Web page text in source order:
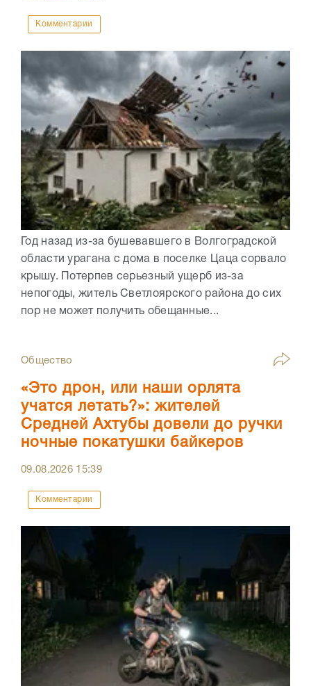
Комментарии
Год назад из-за бушевавшего в Волгоградской
области урагана с дома в поселке Цаца сорвало
крышу. Потерпев серьезный ущерб из-за
непогоды, житель Светлоярского района до сих
пор не может получить обещанные...
Общество
«Это дрон, или наши орлята
учатся летать?»: жителей
Средней Ахтубы довели до ручки
ночные покатушки байкеров
09.08.2026 15:39
Комментарии